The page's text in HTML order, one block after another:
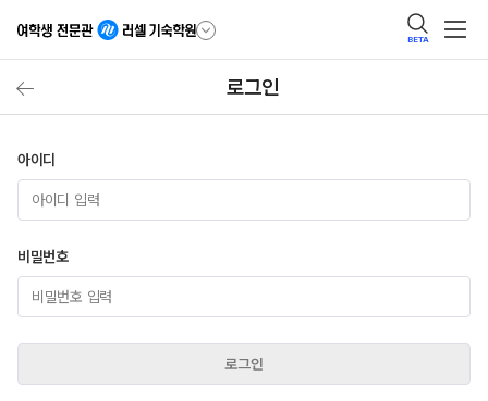
BETA
로그인
아이디
비밀번호
로그인